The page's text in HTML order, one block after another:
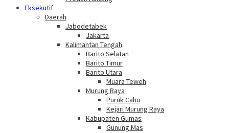
Eksekutif
Daerah
Jabodetabek
Jakarta
Kalimantan Tengah
Barito Selatan
Barito Timur
Barito Utara
Muara Teweh
Murung Raya
Puruk Cahu
Kejari Murung Raya
Kabupaten Gumas
Gunung Mas